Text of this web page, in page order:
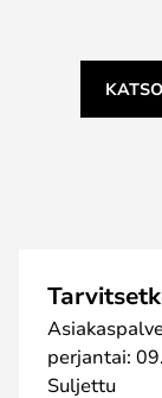
perjantai:
Suljettu